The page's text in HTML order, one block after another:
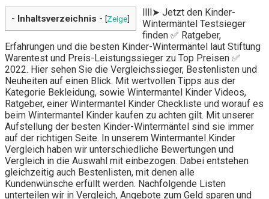
- Inhaltsverzeichnis - [Zeige]
llll➤ Jetzt den Kinder-
Wintermäntel Testsieger
finden ✅ Ratgeber,
Erfahrungen und die besten Kinder-Wintermäntel laut Stiftung
Warentest und Preis-Leistungssieger zu Top Preisen ✅
2022. Hier sehen Sie die Vergleichssieger, Bestenlisten und
Neuheiten auf einen Blick. Mit wertvollen Tipps aus der
Kategorie Bekleidung, sowie Wintermantel Kinder Videos,
Ratgeber, einer Wintermantel Kinder Checkliste und worauf es
beim Wintermantel Kinder kaufen zu achten gilt. Mit unserer
Aufstellung der besten Kinder-Wintermäntel sind sie immer
auf der richtigen Seite. In unserem Wintermantel Kinder
Vergleich haben wir unterschiedliche Bewertungen und
Vergleich in die Auswahl mit einbezogen. Dabei entstehen
gleichzeitig auch Bestenlisten, mit denen alle
Kundenwünsche erfüllt werden. Nachfolgende Listen
unterteilen wir in Vergleich, Angebote zum Geld sparen und